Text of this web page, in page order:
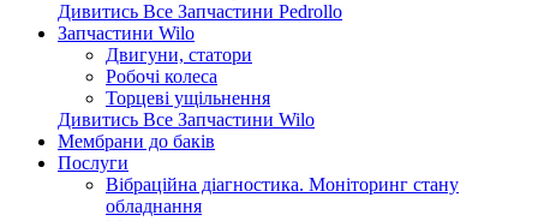
Дивитись Все Запчастини Pedrollo
Запчастини Wilo
Двигуни, статори
Робочі колеса
Торцеві ущільнення
Дивитись Все Запчастини Wilo
Мембрани до баків
Послуги
Вібраційна діагностика. Моніторинг стану
обладнання